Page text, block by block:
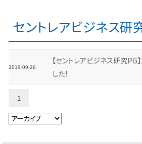
セントレアビジネス研
2019-09-26
【セントレアビジネス研究
した！
1